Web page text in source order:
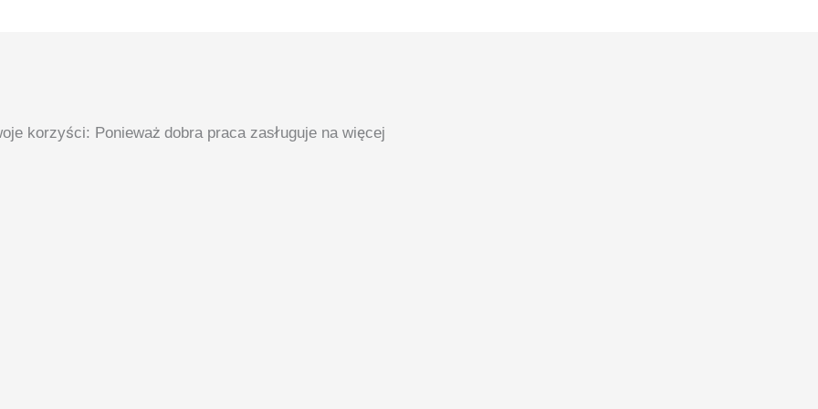
korzyści: Ponieważ dobra praca zasługuje na więcej